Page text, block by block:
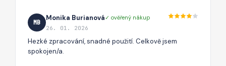
MB
Monika Burianová✓ ověřený nákup
26. 01. 2026
Hezké zpracování, snadné použití. Celkově jsem
spokojen/a.